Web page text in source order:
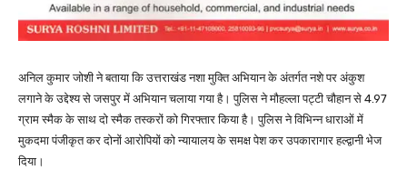
अनिल कुमार जोशी ने बताया कि उत्तराखंड नशा मुक्ति अभियान के अंतर्गत नशे पर अंकुश
लगाने के उद्देश्य से जसपुर में अभियान चलाया गया है। पुलिस ने मौहल्ला पट्टी चौहान से 4.97
ग्राम स्मैक के साथ दो स्मैक तस्करों को गिरफ्तार किया है। पुलिस ने विभिन्न धाराओं में
मुकदमा पंजीकृत कर दोनों आरोपियों को न्यायालय के समक्ष पेश कर उपकारागार हल्द्वानी भेज
दिया।